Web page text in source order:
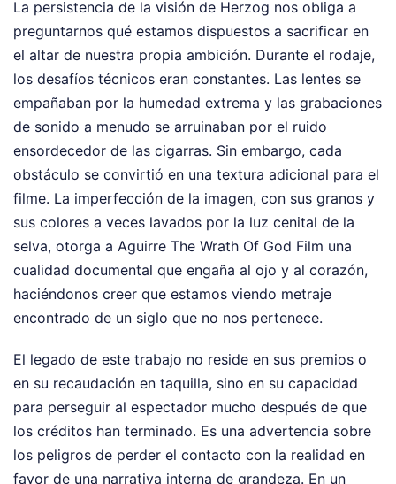
La persistencia de la visión de Herzog nos obliga a
preguntarnos qué estamos dispuestos a sacrificar en
el altar de nuestra propia ambición. Durante el rodaje,
los desafíos técnicos eran constantes. Las lentes se
empañaban por la humedad extrema y las grabaciones
de sonido a menudo se arruinaban por el ruido
ensordecedor de las cigarras. Sin embargo, cada
obstáculo se convirtió en una textura adicional para el
filme. La imperfección de la imagen, con sus granos y
sus colores a veces lavados por la luz cenital de la
selva, otorga a Aguirre The Wrath Of God Film una
cualidad documental que engaña al ojo y al corazón,
haciéndonos creer que estamos viendo metraje
encontrado de un siglo que no nos pertenece.
El legado de este trabajo no reside en sus premios o
en su recaudación en taquilla, sino en su capacidad
para perseguir al espectador mucho después de que
los créditos han terminado. Es una advertencia sobre
los peligros de perder el contacto con la realidad en
favor de una narrativa interna de grandeza. En un